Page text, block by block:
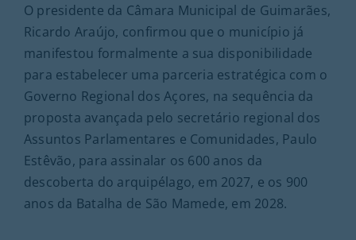
O presidente da Câmara Municipal de Guimarães,
Ricardo Araújo, confirmou que o município já
manifestou formalmente a sua disponibilidade
para estabelecer uma parceria estratégica com o
Governo Regional dos Açores, na sequência da
proposta avançada pelo secretário regional dos
Assuntos Parlamentares e Comunidades, Paulo
Estêvão, para assinalar os 600 anos da
descoberta do arquipélago, em 2027, e os 900
anos da Batalha de São Mamede, em 2028.